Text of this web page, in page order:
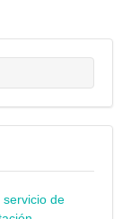
de